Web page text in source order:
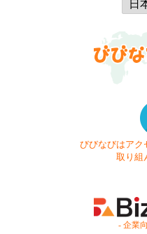
びびなびはアク
取り組
- 企業